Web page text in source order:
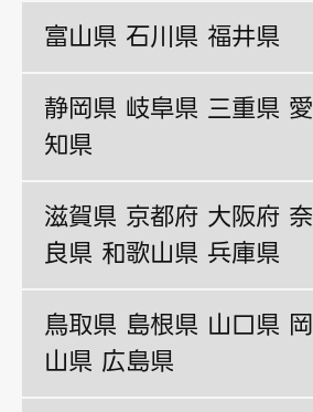
富山県 石川県 福井県
静岡県 岐阜県 三重県 愛
知県
滋賀県 京都府 大阪府 奈
良県 和歌山県 兵庫県
鳥取県 島根県 山口県 岡
山県 広島県